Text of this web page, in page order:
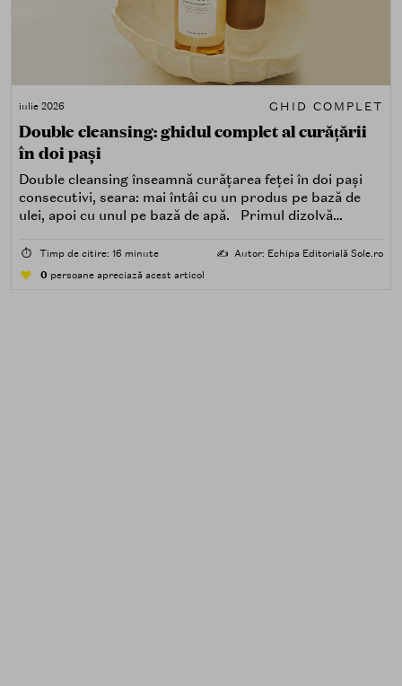
iulie 2026 GHID COMPLET
Double cleansing: ghidul complet al curățării
în doi pași
Double cleansing înseamnă curățarea feței în doi pași
consecutivi, seara: mai întâi cu un produs pe bază de
ulei, apoi cu unul pe bază de apă. Primul dizolvă
poluare. Al doilea îndepărtează impuritățile solubile în
⏱️ Timp de citire: 16 minute ✍️ Autor: Echipa Editorială Sole.ro
0 persoane apreciază acest articol